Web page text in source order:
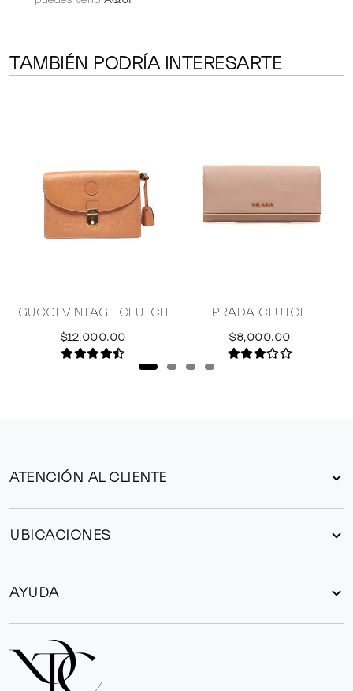
TAMBIÉN PODRÍA INTERESARTE
GUCCI VINTAGE CLUTCH
$12,000.00
PRADA CLUTCH
$8,000.00
ATENCIÓN AL CLIENTE
UBICACIONES
AYUDA